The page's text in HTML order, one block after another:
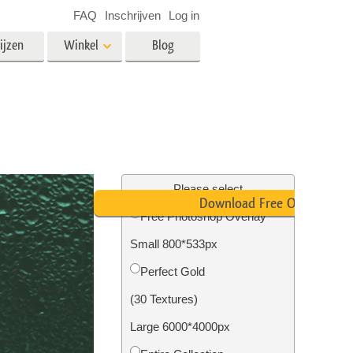
Foto Restauratie
Winkel Blog
FAQ Inschrijven Log in
Please select
Free Photoshop Overlay
Small 800*533px
Perfect Gold
(30 Textures)
Large 6000*4000px
Download Free Overlay